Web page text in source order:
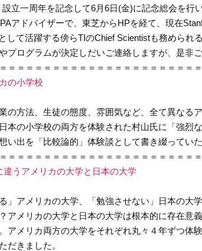
立一周年を記念して6月6日(金)に記念総会を行
アドバイザーで、東芝からHPを経て、現在
して活躍する傍らTIのChief Scientistも務められ
プログラムが決定しだいご連絡しますが、是非
＝＝＝＝＝＝＝＝＝＝＝＝＝＝＝＝＝＝＝＝＝
の小学校
の方法、生徒の態度、雰囲気など、全て異なる
本の小学校の両方を体験された村山氏に「強烈
い出を「比較論的」体験談として書き綴っていた
＝＝＝＝＝＝＝＝＝＝＝＝＝＝＝＝＝＝＝＝＝
うアメリカの大学と日本の大学
る」アメリカの大学、「勉強させない」日本の大
アメリカの大学と日本の大学は根本的に存在意
アメリカ両方の大学をそれぞれ丸々４年ずつ体
だきました。